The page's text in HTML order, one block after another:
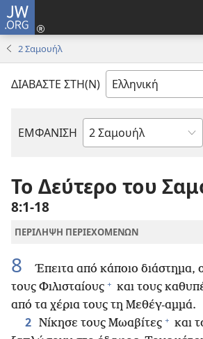
JW.ORG
2 Σαμουήλ
ΔΙΑΒΑΣΤΕ ΣΤΗ(Ν)
ΕΜΦΑΝΙΣΗ
Βιβλίο
Γραφής
Το Δεύτερο του
8:1-18
ΠΕΡΙΛΗΨΗ ΠΕΡΙΕΧΟΜΕΝΩΝ
8
Έπειτα από κάποιο διάστημα,
τους Φιλισταίους + και τους
από τα χέρια τους τη Μεθέγ-αμμά.
2 Νίκησε τους Μωαβίτες + και